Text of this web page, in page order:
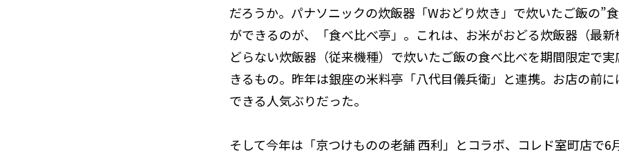
だろうか。パナソニックの炊飯器「Wおどり炊き」で炊いたご飯の”
ができるのが、「食べ比べ亭」。これは、お米がおどる炊飯器（最
どらない炊飯器（従来機種）で炊いたご飯の食べ比べを期間限定で
きるもの。昨年は銀座の米料亭「八代目儀兵衛」と連携。お店の前
できる人気ぶりだった。
そして今年は「京つけものの老舗 西利」とコラボ、コレド室町店で6